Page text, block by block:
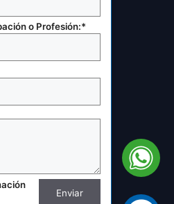
o Profesión:*